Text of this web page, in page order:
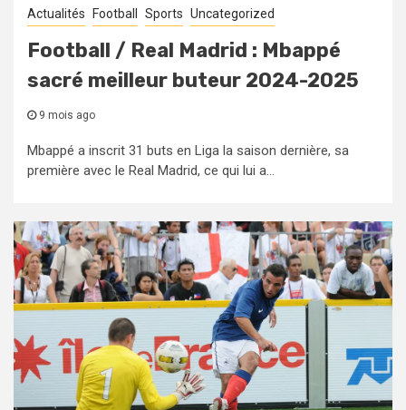
Actualités Football Sports Uncategorized
Football / Real Madrid : Mbappé
sacré meilleur buteur 2024-2025
9 mois ago
Mbappé a inscrit 31 buts en Liga la saison dernière, sa
première avec le Real Madrid, ce qui lui a...